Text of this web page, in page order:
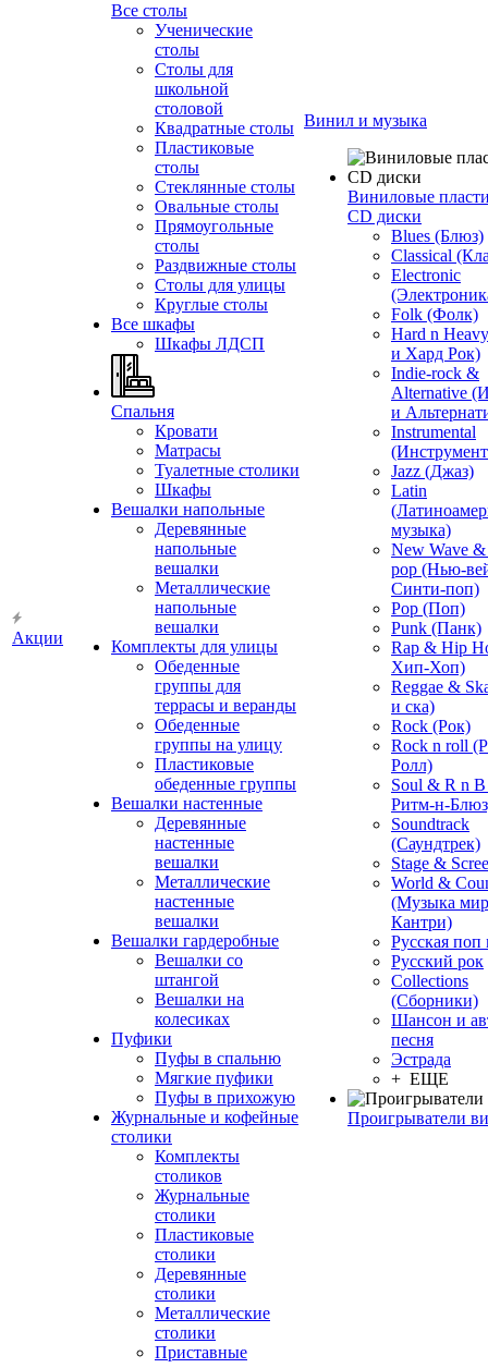
Акции
Все столы
Ученические
столы
Столы для
школьной
столовой
Квадратные столы
Пластиковые
столы
Стеклянные столы
Овальные столы
Прямоугольные
столы
Раздвижные столы
Столы для улицы
Круглые столы
Все шкафы
Шкафы ЛДСП
Спальня
Кровати
Матрасы
Туалетные столики
Шкафы
Вешалки напольные
Деревянные
напольные
вешалки
Металлические
напольные
вешалки
Комплекты для улицы
Обеденные
группы для
террасы и веранды
Обеденные
группы на улицу
Пластиковые
обеденные группы
Вешалки настенные
Деревянные
настенные
вешалки
Металлические
настенные
вешалки
Вешалки гардеробные
Вешалки со
штангой
Вешалки на
колесиках
Пуфики
Пуфы в спальню
Мягкие пуфики
Пуфы в прихожую
Журнальные и кофейные
столики
Комплекты
столиков
Журнальные
столики
Пластиковые
столики
Деревянные
столики
Металлические
столики
Приставные
Винил и музыка
Виниловые
CD диски
Blues (Блюз)
Classical
Electronic
Folk (Фолк)
Hard n
и Хард Рок)
Indie-rock &
Alternative
и
Instrumental
Jazz (Джаз)
Latin
музыка)
New Wave
pop (Нью-
Синти-поп)
Pop (Поп)
Punk (Панк)
Rap & Hip
Хип-Хоп)
Reggae &
и ска)
Rock (Рок)
Rock n roll
Ролл)
Soul & R n
Ритм-н-
Soundtrack
(Саундтрек)
Stage &
World &
(Музыка
Кантри)
Русская поп
Русский рок
Сollections
(Сборники)
Шансон и
песня
Эстрада
+ ЕЩЕ
Проигрыватели